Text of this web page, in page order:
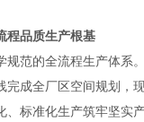
程品质生产根基
规范的全流程生产体系
完成全厂区空间规划，
、标准化生产筑牢坚实